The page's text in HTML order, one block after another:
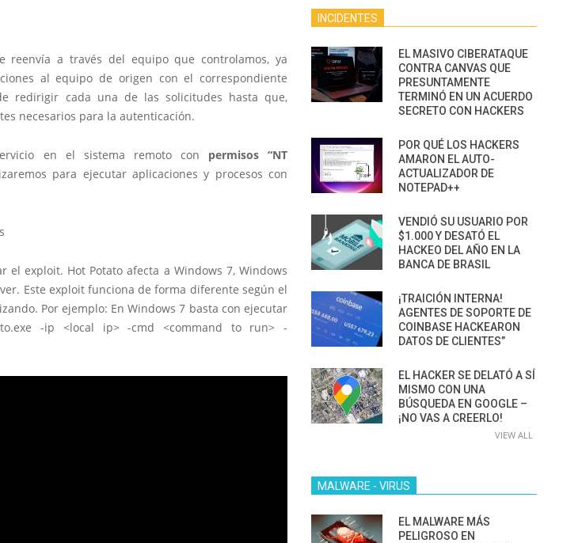
reenvía a través del equipo que controlamos, ya
al equipo de origen con el correspondiente
redirigir cada una de las solicitudes hasta que,
necesarios para la autenticación.
en el sistema remoto con permisos “NT
para ejecutar aplicaciones y procesos con
el exploit. Hot Potato afecta a Windows 7, Windows
Este exploit funciona de forma diferente según el
Por ejemplo: En Windows 7 basta con ejecutar
-ip <local ip> -cmd <command to run> -
INCIDENTES
EL MASIVO CIBERATAQUE
CONTRA CANVAS QUE
PRESUNTAMENTE
TERMINÓ EN UN ACUERDO
SECRETO CON HACKERS
POR QUÉ LOS HACKERS
AMARON EL AUTO-
ACTUALIZADOR DE
NOTEPAD++
VENDIÓ SU USUARIO POR
$1.000 Y DESATÓ EL
HACKEO DEL AÑO EN LA
BANCA DE BRASIL
¡TRAICIÓN INTERNA!
AGENTES DE SOPORTE DE
COINBASE HACKEARON
DATOS DE CLIENTES”
EL HACKER SE DELATÓ A SÍ
MISMO CON UNA
BÚSQUEDA EN GOOGLE –
¡NO VAS A CREERLO!
VIEW ALL
MALWARE - VIRUS
EL MALWARE MÁS
PELIGROSO EN